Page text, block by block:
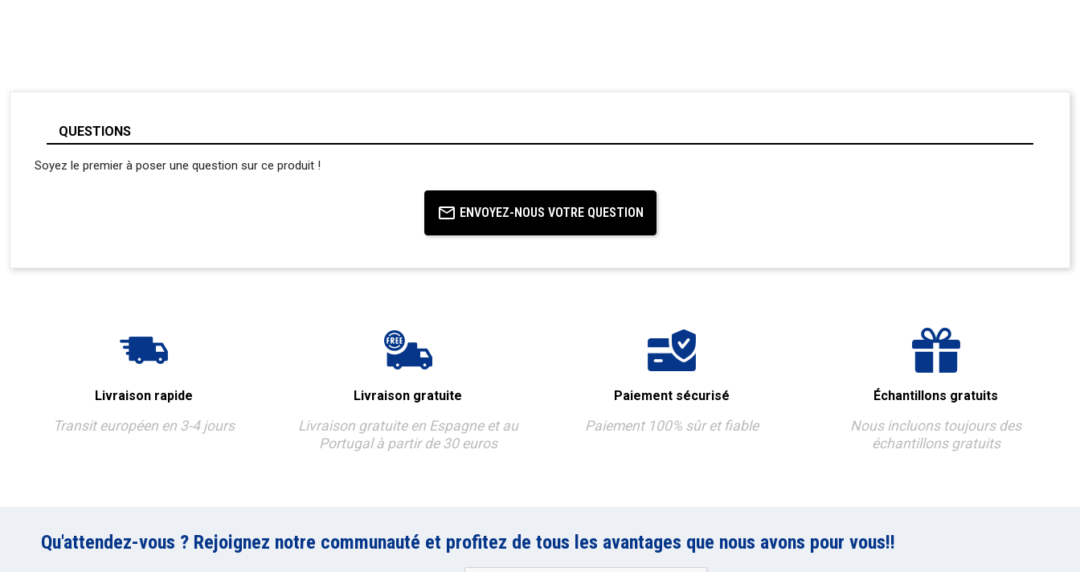
QUESTIONS
Soyez le premier à poser une question sur ce produit !
ENVOYEZ-NOUS VOTRE QUESTION
Livraison rapide
Transit européen en 3-4 jours
Livraison gratuite
Livraison gratuite en Espagne et au
Portugal à partir de 30 euros
Paiement sécurisé
Paiement 100% sûr et fiable
Échantillons gratuits
Nous incluons toujours des
échantillons gratuits
Qu'attendez-vous ? Rejoignez notre communauté et profitez de tous les avantages que nous avons pour vous!!